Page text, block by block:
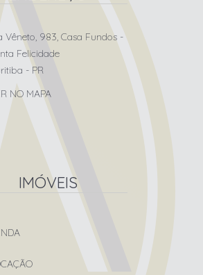
Vêneto, 983, Casa Fundos -
Felicidade
- PR
NO MAPA
IMÓVEIS